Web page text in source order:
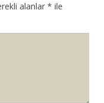
alanlar * ile